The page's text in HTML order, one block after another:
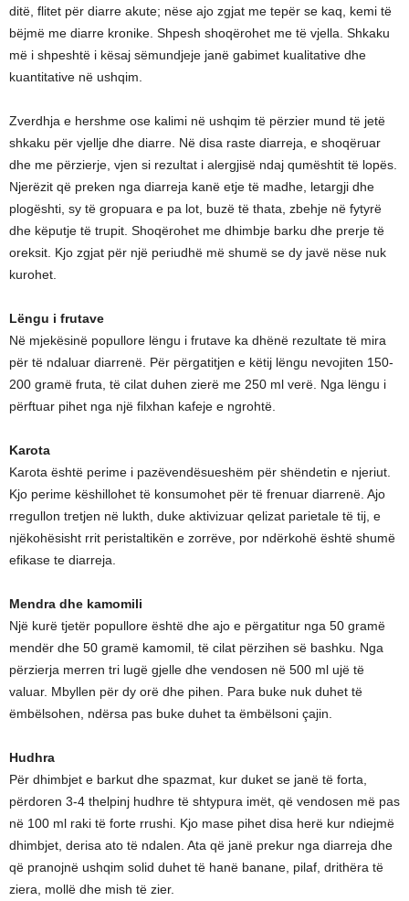
ditë, flitet për diarre akute; nëse ajo zgjat me tepër se kaq, kemi të
bëjmë me diarre kronike. Shpesh shoqërohet me të vjella. Shkaku
më i shpeshtë i kësaj sëmundjeje janë gabimet kualitative dhe
kuantitative në ushqim.
Zverdhja e hershme ose kalimi në ushqim të përzier mund të jetë
shkaku për vjellje dhe diarre. Në disa raste diarreja, e shoqëruar
dhe me përzierje, vjen si rezultat i alergjisë ndaj qumështit të lopës.
Njerëzit që preken nga diarreja kanë etje të madhe, letargji dhe
plogështi, sy të gropuara e pa lot, buzë të thata, zbehje në fytyrë
dhe këputje të trupit. Shoqërohet me dhimbje barku dhe prerje të
oreksit. Kjo zgjat për një periudhë më shumë se dy javë nëse nuk
kurohet.
Lëngu i frutave
Në mjekësinë popullore lëngu i frutave ka dhënë rezultate të mira
për të ndaluar diarrenë. Për përgatitjen e këtij lëngu nevojiten 150-
200 gramë fruta, të cilat duhen zierë me 250 ml verë. Nga lëngu i
përftuar pihet nga një filxhan kafeje e ngrohtë.
Karota
Karota është perime i pazëvendësueshëm për shëndetin e njeriut.
Kjo perime këshillohet të konsumohet për të frenuar diarrenë. Ajo
rregullon tretjen në lukth, duke aktivizuar qelizat parietale të tij, e
njëkohësisht rrit peristaltikën e zorrëve, por ndërkohë është shumë
efikase te diarreja.
Mendra dhe kamomili
Një kurë tjetër popullore është dhe ajo e përgatitur nga 50 gramë
mendër dhe 50 gramë kamomil, të cilat përzihen së bashku. Nga
përzierja merren tri lugë gjelle dhe vendosen në 500 ml ujë të
valuar. Mbyllen për dy orë dhe pihen. Para buke nuk duhet të
ëmbëlsohen, ndërsa pas buke duhet ta ëmbëlsoni çajin.
Hudhra
Për dhimbjet e barkut dhe spazmat, kur duket se janë të forta,
përdoren 3-4 thelpinj hudhre të shtypura imët, që vendosen më pas
në 100 ml raki të forte rrushi. Kjo mase pihet disa herë kur ndiejmë
dhimbjet, derisa ato të ndalen. Ata që janë prekur nga diarreja dhe
që pranojnë ushqim solid duhet të hanë banane, pilaf, drithëra të
ziera, mollë dhe mish të zier.